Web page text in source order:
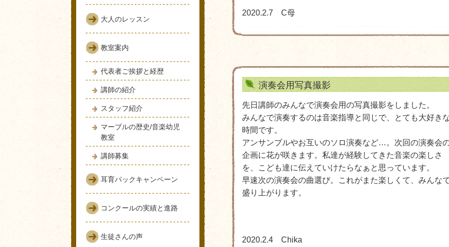
2020.2.7 C母
演奏会用写真撮影
先日講師のみんなで演奏会用の写真撮影をしました。
みんなで演奏するのは音楽指導と同じで、とても大好き
時間です。
アンサンブルやお互いのソロ演奏など…。次回の演奏会
企画に花が咲きます。私達が経験してきた音楽の楽しさ
を、こども達に伝えていけたらなぁと思っています。
早速次の演奏会の曲選び。これがまた楽しくて、みんな
盛り上がります。
2020.2.4 Chika
大人のレッスン
教室案内
代表者ご挨拶と経歴
講師の紹介
スタッフ紹介
マーブルの歴史/音楽幼児
教室
講師募集
耳育パックキャンペーン
コンクールの実績と進路
生徒さんの声